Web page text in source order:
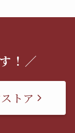
！／
トア